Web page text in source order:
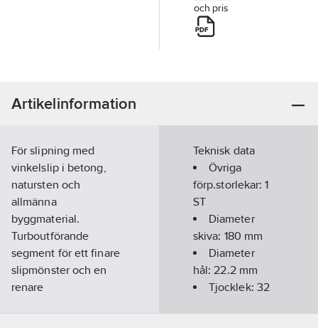
och pris
Artikelinformation
För slipning med
vinkelslip i betong,
natursten och
allmänna
byggmaterial.
Turboutförande
segment för ett finare
slipmönster och en
renare
Teknisk data
Övriga
förp.storlekar:1
ST
Diameter
skiva: 180 mm
Diameter
hål:22.2mm
Tjocklek: 32